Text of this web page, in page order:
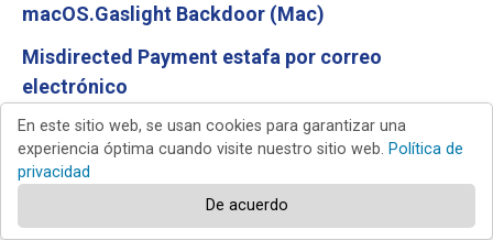
macOS.Gaslight Backdoor (Mac)
Misdirected Payment estafa por correo
electrónico
New Device Signed In To Your Account estafa por
correo electrónico
Trip.com Booking Confirmation Email Virus
En este sitio web, se usan cookies para garantizar una
experiencia óptima cuando visite nuestro sitio web. Política de
privacidad
De acuerdo